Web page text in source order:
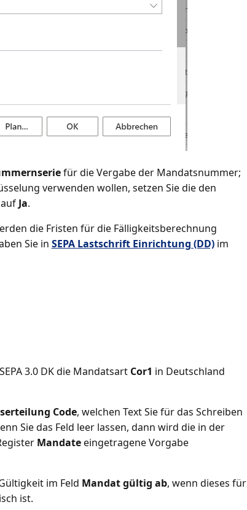
für die Vergabe der Mandatsnummer;
verwenden wollen, setzen Sie die den
auf Ja.
die Fristen für die Fälligkeitsberechnung
Sie in SEPA Lastschrift Einrichtung (DD)im
3.0 DK die Mandatsart Cor1 in Deutschland
Code, welchen Text Sie für das Schreiben
Sie das Feld leer lassen, dann wird die in der
Mandateeingetragene Vorgabe
im Feld Mandat gültig ab, wenn dieses für
ist.